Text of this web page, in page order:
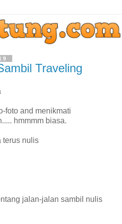
Traveling
foto and menikmati
hmmmm biasa.
terus nulis
jalan-jalan sambil nulis